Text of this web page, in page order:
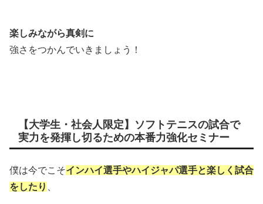
楽しみながら真剣に
強さをつかんでいきましょう！
【大学生・社会人限定】ソフトテニスの試合で
実力を発揮し切るための本番力強化セミナー
僕は今でこそインハイ選手やハイジャパ選手と楽しく試合
をしたり 、